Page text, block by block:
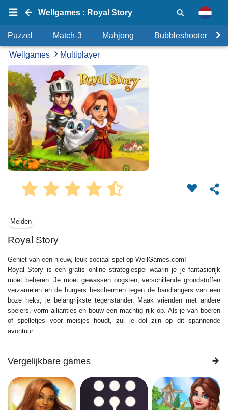
Wellgames : Royal Story
Puzzel Match-3 Mahjong Bubbleshooter
Wellgames Multiplayer
Meiden
Royal Story
Geniet van een nieuw, leuk sociaal spel op WellGames.com!
Royal Story is een gratis online strategiespel waarin je je fantasierijk
moet beheren. Je moet gewassen oogsten, verschillende grondstoffen
verzamelen en de burgers beschermen tegen de handlangers van een
boze heks, je belangrijkste tegenstander. Maak vrienden met andere
spelers, vorm allianties en bouw een machtig rijk op. Als je van boeren
of spelletjes voor meisjes houdt, zul je dol zijn op dit spannende
avontuur.
Vergelijkbare games